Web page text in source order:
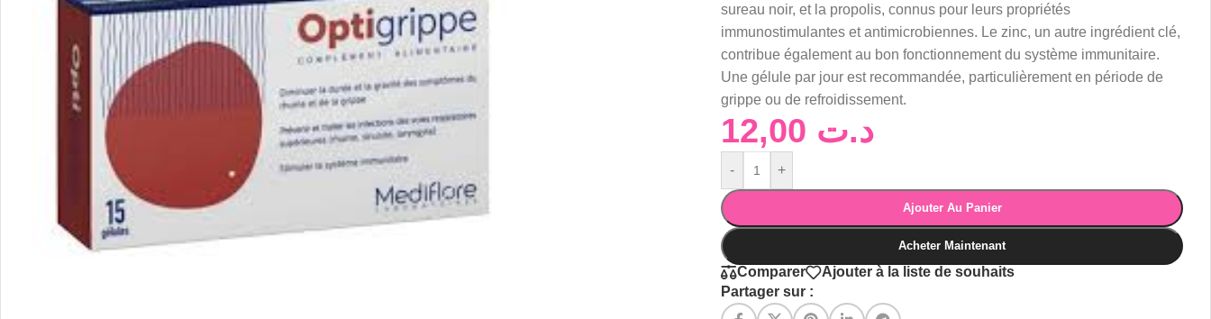
sureau noir, et la propolis, connus pour leurs propriétés
immunostimulantes et antimicrobiennes. Le zinc, un autre ingrédient clé,
contribue également au bon fonctionnement du système immunitaire.
Une gélule par jour est recommandée, particulièrement en période de
grippe ou de refroidissement.
د.ت
- +
Ajouter Au Panier
Acheter Maintenant
Comparer
Ajouter à la liste de souhaits
Partager sur :